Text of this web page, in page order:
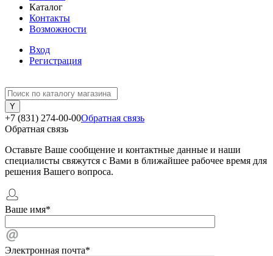
Каталог
Контакты
Возможности
Вход
Регистрация
+7 (831) 274-00-00Обратная связь
Обратная связь
Оставьте Ваше сообщение и контактные данные и наши
специалисты свяжутся с Вами в ближайшее рабочее время для
решения Вашего вопроса.
Ваше имя*
Электронная почта*